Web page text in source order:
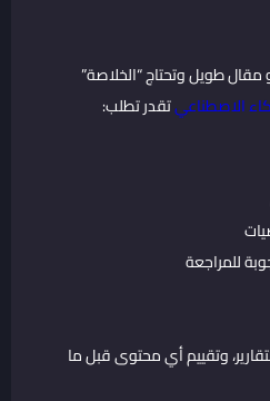
طويل وتحتاج “الخلاصة”
الاصطناعيتقدر تطلب:
للمراجعة
وتقييم أي محتوى قبل ما